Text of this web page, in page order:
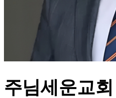
주님세운교회